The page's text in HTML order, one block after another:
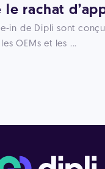
rachat
in de Dipli sont
OEMs et les ...